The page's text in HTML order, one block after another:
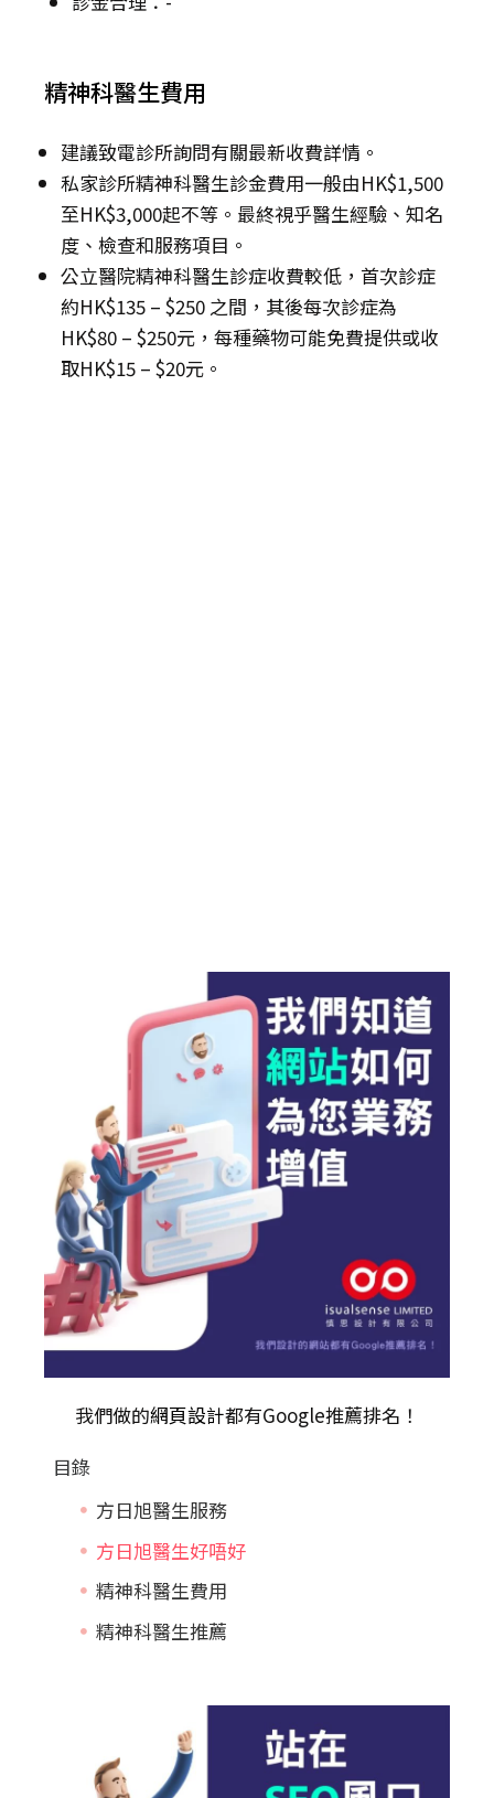
精神科醫生費用
建議致電診所詢問有關最新收費詳情。
私家診所精神科醫生診金費用一般由HK$1,500
至HK$3,000起不等。最終視乎醫生經驗、知名
度、檢查和服務項目。
公立醫院精神科醫生診症收費較低，首次診症
約HK$135 – $250 之間，其後每次診症為
HK$80 – $250元，每種藥物可能免費提供或收
取HK$15 – $20元。
我們做的網頁設計都有Google推薦排名！
目錄
方日旭醫生服務
方日旭醫生好唔好
精神科醫生費用
精神科醫生推薦